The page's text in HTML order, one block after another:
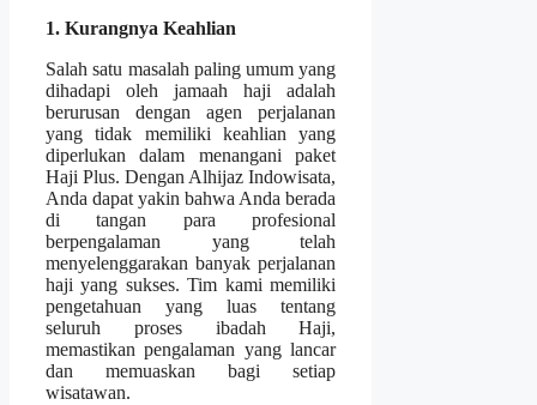
1. Kurangnya Keahlian
Salah satu masalah paling umum yang
dihadapi oleh jamaah haji adalah
berurusan dengan agen perjalanan
yang tidak memiliki keahlian yang
diperlukan dalam menangani paket
Haji Plus. Dengan Alhijaz Indowisata,
Anda dapat yakin bahwa Anda berada
di tangan para profesional
berpengalaman yang telah
menyelenggarakan banyak perjalanan
haji yang sukses. Tim kami memiliki
pengetahuan yang luas tentang
seluruh proses ibadah Haji,
memastikan pengalaman yang lancar
dan memuaskan bagi setiap
wisatawan.